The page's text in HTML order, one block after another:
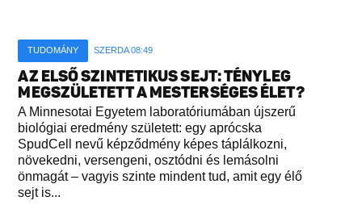
TUDOMÁNY SZERDA 08:49
AZ ELSŐ SZINTETIKUS SEJT: TÉNYLEG
MEGSZÜLETETT A MESTERSÉGES ÉLET?
A Minnesotai Egyetem laboratóriumában újszerű
biológiai eredmény született: egy aprócska
SpudCell nevű képződmény képes táplálkozni,
növekedni, versengeni, osztódni és lemásolni
önmagát – vagyis szinte mindent tud, amit egy élő
sejt is...